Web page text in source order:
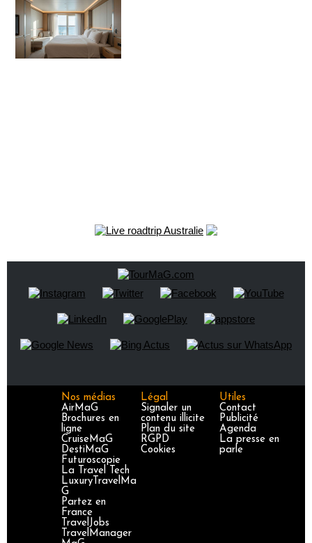
Nos médias
AirMaG
Brochures en
ligne
CruiseMaG
DestiMaG
Futuroscopie
La Travel Tech
LuxuryTravelMa
G
Partez en
France
TravelJobs
TravelManager
Légal
Signaler un
contenu illicite
Plan du site
RGPD
Cookies
Utiles
Contact
Publicité
Agenda
La presse en
parle